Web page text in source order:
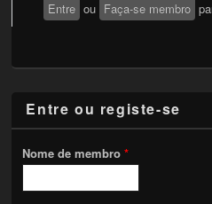
Entre ou Faça-se membro
Entre ou registe-se
Nome de membro*